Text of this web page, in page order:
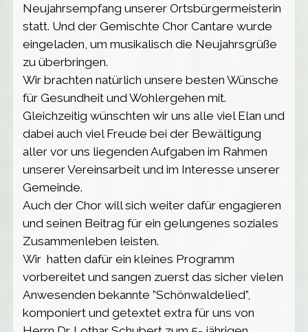
Neujahrsempfang unserer Ortsbürgermeisterin
statt. Und der Gemischte Chor Cantare wurde
eingeladen, um musikalisch die Neujahrsgrüße
zu überbringen.
Wir brachten natürlich unsere besten Wünsche
für Gesundheit und Wohlergehen mit.
Gleichzeitig wünschten wir uns alle viel Elan und
dabei auch viel Freude bei der Bewältigung
aller vor uns liegenden Aufgaben im Rahmen
unserer Vereinsarbeit und im Interesse unserer
Gemeinde.
Auch der Chor will sich weiter dafür engagieren
und seinen Beitrag für ein gelungenes soziales
Zusammenleben leisten.
Wir hatten dafür ein kleines Programm
vorbereitet und sangen zuerst das sicher vielen
Anwesenden bekannte ”Schönwaldelied”,
komponiert und getextet extra für uns von